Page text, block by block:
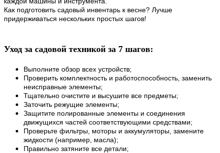
Как подготовить садовый инвентарь к весне? Лучше
придерживаться нескольких простых шагов!
Уход за садовой техникой за 7 шагов:
Выполните обзор всех устройств;
Проверить комплектность и работоспособность, заменить
неисправные элементы;
Тщательно очистите и высушите все предметы;
Заточить режущие элементы;
Защитите полированные элементы и соединения
движущихся частей соответствующими средствами;
Проверьте фильтры, моторы и аккумуляторы, замените
жидкости (например, масла);
Правильно затяните все детали;